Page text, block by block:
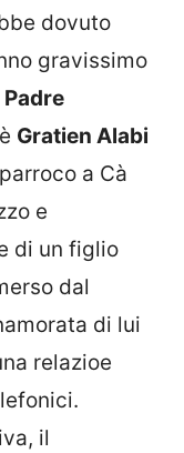
dovuto
gravissimo
Padre
Gratien Alabi
a Cà
e
di un figlio
dal
di lui
relazioe
il